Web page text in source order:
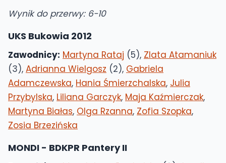
Wynik do przerwy: 6-10
UKS Bukowia 2012
Zawodnicy: Martyna Rataj (5), Zlata Atamaniuk
(3), Adrianna Wielgosz (2), Gabriela
Adamczewska, Hania Śmierzchalska, Julia
Przybylska, Liliana Garczyk, Maja Kaźmierczak,
Martyna Białas, Olga Rzanna, Zofia Szopka,
Zosia Brzezińska
MONDI - BDKPR Pantery II